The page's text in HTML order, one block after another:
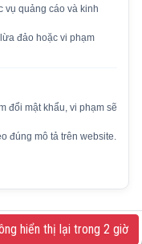
7.980đ
vụ quảng cáo và kinh
đảo hoặc vi phạm
đổi mật khẩu, vi phạm sẽ
đúng mô tả trên website.
hiển thị lại trong 2 giờ